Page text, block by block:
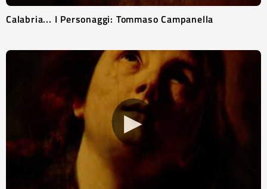
Calabria... I Personaggi: Tommaso Campanella
▶